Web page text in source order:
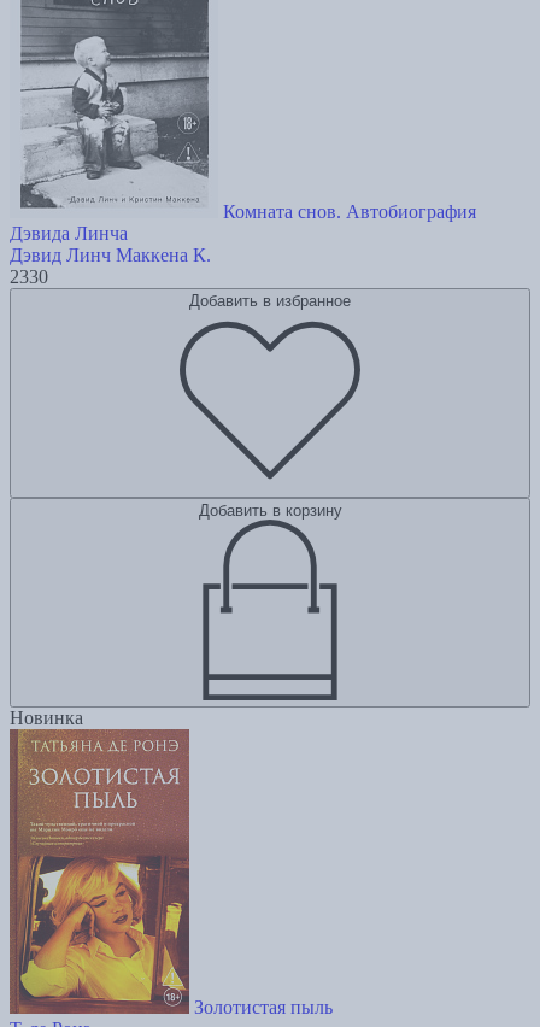
Комната снов. Автобиография
Дэвида Линча
Дэвид Линч Маккена К.
2330
Добавить в избранное
Добавить в корзину
Новинка
Золотистая пыль